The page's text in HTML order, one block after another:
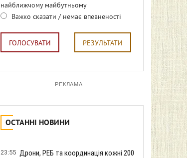
найближчому майбутньому
Важко сказати / немає впевненості
ГОЛОСУВАТИ РЕЗУЛЬТАТИ
РЕКЛАМА
ОСТАННІ НОВИНИ
23:55 Дрони, РЕБ та координація кожні 200